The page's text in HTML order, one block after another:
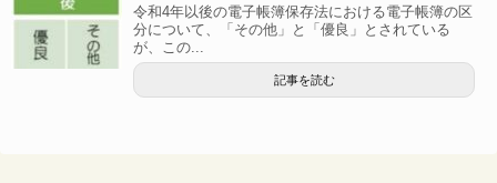
令和4年以後の電子帳簿保存法における電子帳簿の区
分について、「その他」と「優良」とされている
が、この...
記事を読む